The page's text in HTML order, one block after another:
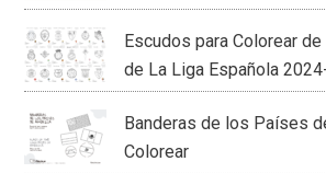
Escudos para Colorear
de La Liga Española
Banderas de los Países
Colorear